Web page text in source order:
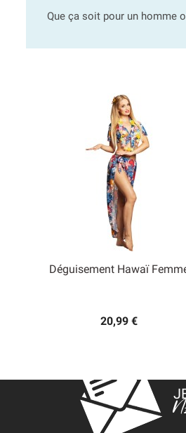
Que ça soit pour un homme
Déguisement Hawaï
20,99 €